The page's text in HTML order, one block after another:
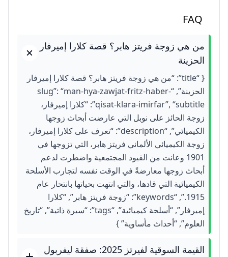
FAQ
من هي زوجة فريتز هابر؟ قصة كلارا إميرفار
الحزينة
{ “title”: “من هي زوجة فريتز هابر؟ قصة كلارا إميرفار
الحزينة”, “slug”: “man-hya-zawjat-fritz-haber-
qisat-klara-imirfar”, “subtitle”: “كلارا إميرفار،
زوجة الحائز على نوبل التي عارضت أبحاث زوجها
الكيميائي”, “description”: “تعرف على كلارا إميرفار،
زوجة الكيميائي الألماني فريتز هابر، التي تزوجها في
1901 وعانت من القيود المجتمعية واضطرت لدعم
أبحاث زوجها معارضةً في الوقت نفسه لتجارب الأسلحة
الكيميائية التي قادها، والتي انتهت بحياتها بانتحار عام
1915.”, “keywords”: “زوجة فريتز هابر”, “كلارا
إميرفار”, “أسلحة كيميائية”, “tags”: “سيرة ذاتية”, “تاريخ
العلوم”, “أحداث مأساوية” }
القيمة السوقية لفيرتز 2025: صفقة ليفربول